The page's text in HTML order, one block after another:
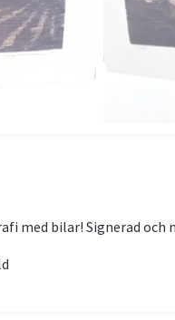
med bilar! Signerad och